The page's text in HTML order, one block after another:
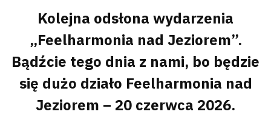
Kolejna odsłona wydarzenia
„Feelharmonia nad Jeziorem”.
Bądźcie tego dnia z nami, bo będzie
się dużo działo Feelharmonia nad
Jeziorem – 20 czerwca 2026.